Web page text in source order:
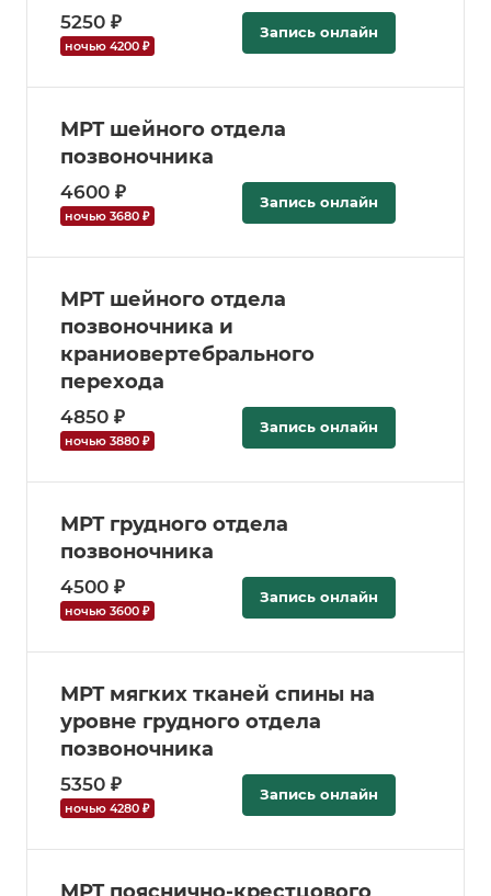
5250 ₽
ночью 4200 ₽
Запись онлайн
МРТ шейного отдела
позвоночника
4600 ₽
ночью 3680 ₽
Запись онлайн
МРТ шейного отдела
позвоночника и
краниовертебрального
перехода
4850 ₽
ночью 3880 ₽
Запись онлайн
МРТ грудного отдела
позвоночника
4500 ₽
ночью 3600 ₽
Запись онлайн
МРТ мягких тканей спины на
уровне грудного отдела
позвоночника
5350 ₽
ночью 4280 ₽
Запись онлайн